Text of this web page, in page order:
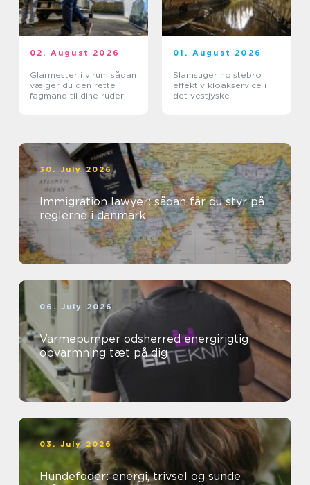
02. August 2026
Glarmester i virum sådan
vælger du den rette
fagmand til dine ruder
01. August 2026
Slamsuger holstebro
effektiv kloakservice i
det vestjyske
30. July 2026
Immigration lawyer: sådan får du styr på
reglerne i danmark
06. July 2026
Varmepumper odsherred energirigtig
opvarmning tæt på dig
03. July 2026
Hundefoder: energi, trivsel og sunde